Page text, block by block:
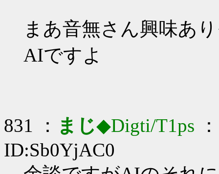
まあ音無さん興味あ
AIですよ
831 ： まじ◆Digti/T1ps
ID:Sb0YjAC0